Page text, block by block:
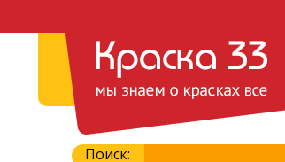
Поиск: